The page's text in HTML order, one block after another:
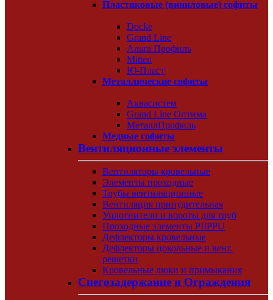
Пластиковые (виниловые) софиты
Docke
Grand Line
Альта Профиль
Mitten
Ю-Пласт
Металлические софиты
Аквасистем
Grand Line Оптима
МеталлПрофиль
Медные софиты
Вентиляционные элементы
Вентиляторы кровельные
Элементы проходные
Трубы вентиляционные
Вентиляция принудительная
Уплотнители и вороты для труб
Проходные элементы PIIPPU
Дефлекторы кровельные
Дефлекторы цокольные и вент.
решетки
Кровельные люки и примыкания
Снегозадержание и Ограждения